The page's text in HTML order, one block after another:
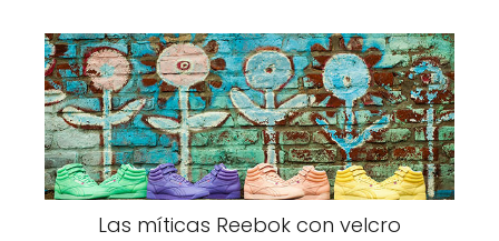
Las míticas Reebok con velcro